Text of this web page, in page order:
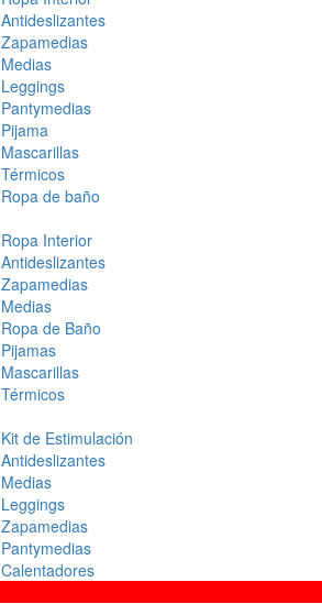
Antideslizantes
Zapamedias
Medias
Leggings
Pantymedias
Pijama
Mascarillas
Térmicos
Ropa de baño
Ropa Interior
Antideslizantes
Zapamedias
Medias
Ropa de Baño
Pijamas
Mascarillas
Térmicos
Kit de Estimulación
Antideslizantes
Medias
Leggings
Zapamedias
Pantymedias
Calentadores